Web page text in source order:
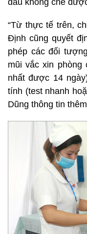
đầu khống chế
“Từ thực tế trên,
Định cũng quyết
phép các đối
mũi vắc xin phòng
nhất được 14
tính (test nhanh
Dũng thông tin